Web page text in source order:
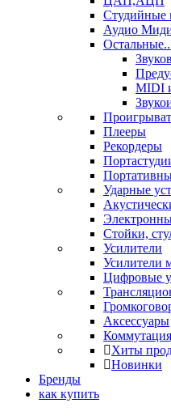
Студийные
Аудио Миди
MIDI
Плееры
Рекордеры
Ударные
Стойки,
Усилители
Усилители
Цифровые
Аксессуары
Коммутация
Хиты
Новинки
Бренды
как купить